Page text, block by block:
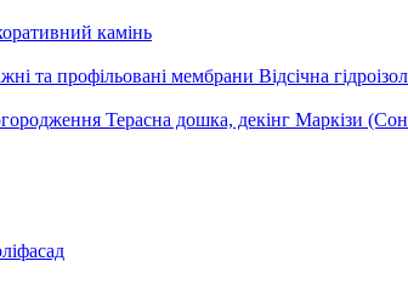
камінь
та профільовані мембрани Відсічна
Терасна дошка, декінг Маркізи